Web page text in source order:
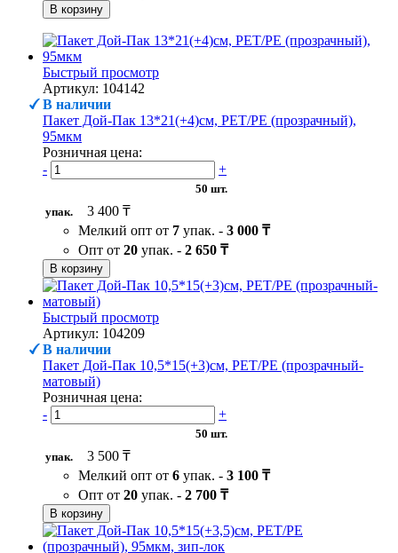
В корзину
Быстрый просмотр
Артикул: 104142
В наличии
Пакет Дой-Пак 13*21(+4)см, PET/PE (прозрачный),
95мкм
Розничная цена:
-
+
50 шт.
упак.
3 400 ₸
Мелкий опт от 7 упак. - 3 000 ₸
Опт от 20 упак. - 2 650 ₸
В корзину
Быстрый просмотр
Артикул: 104209
В наличии
Пакет Дой-Пак 10,5*15(+3)см, PET/PE (прозрачный-
матовый)
Розничная цена:
-
+
50 шт.
упак.
3 500 ₸
Мелкий опт от 6 упак. - 3 100 ₸
Опт от 20 упак. - 2 700 ₸
В корзину